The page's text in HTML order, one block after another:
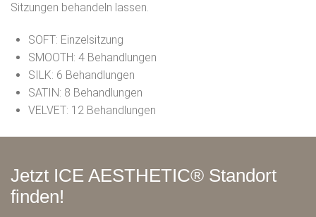
Sitzungen behandeln lassen.
SOFT: Einzelsitzung
SMOOTH: 4 Behandlungen
SILK: 6 Behandlungen
SATIN: 8 Behandlungen
VELVET: 12 Behandlungen
Jetzt ICE AESTHETIC® Standort
finden!